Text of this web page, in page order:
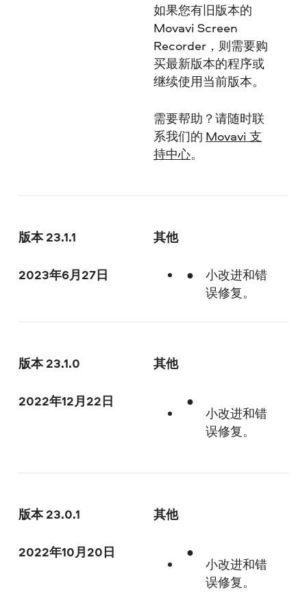
如果您有旧版本的
Movavi Screen
Recorder，则需要购
买最新版本的程序或
继续使用当前版本。
需要帮助？请随时联
系我们的 Movavi 支
持中心。
版本 23.1.1
2023年6月27日
其他
小改进和错
误修复。
版本 23.1.0
2022年12月22日
其他
小改进和错
误修复。
版本 23.0.1
2022年10月20日
其他
小改进和错
误修复。